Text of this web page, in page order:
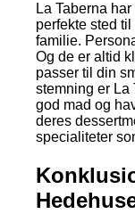
La Taberna
perfekte sted
familie.
Og de er altid
passer til din
stemning er La
god mad og
deres
specialiteter